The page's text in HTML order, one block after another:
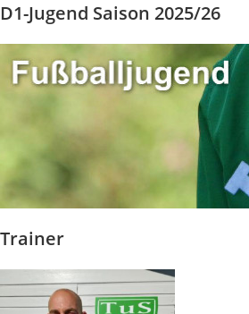
D1-Jugend Saison 2025/26
Trainer